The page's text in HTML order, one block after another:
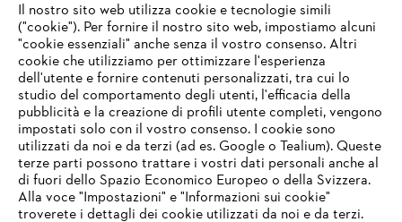
Domande frequenti
Assistenza
IHR BROWSER WIRD NICHT
UNTERSTÜTZT
Il nostro sito web utilizza cookie e tecnologie simili
("cookie"). Per fornire il nostro sito web, impostiamo alcuni
"cookie essenziali" anche senza il vostro consenso. Altri
cookie che utilizziamo per ottimizzare l'esperienza
dell'utente e fornire contenuti personalizzati, tra cui lo
studio del comportamento degli utenti, l'efficacia della
pubblicità e la creazione di profili utente completi, vengono
impostati solo con il vostro consenso. I cookie sono
utilizzati da noi e da terzi (ad es. Google o Tealium). Queste
terze parti possono trattare i vostri dati personali anche al
di fuori dello Spazio Economico Europeo o della Svizzera.
Alla voce "Impostazioni" e "Informazioni sui cookie"
troverete i dettagli dei cookie utilizzati da noi e da terzi.